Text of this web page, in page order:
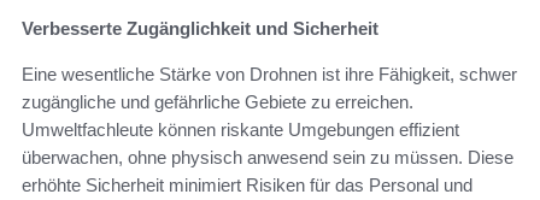
Verbesserte Zugänglichkeit und Sicherheit
Eine wesentliche Stärke von Drohnen ist ihre Fähigkeit, schwer
zugängliche und gefährliche Gebiete zu erreichen.
Umweltfachleute können riskante Umgebungen effizient
überwachen, ohne physisch anwesend sein zu müssen. Diese
erhöhte Sicherheit minimiert Risiken für das Personal und